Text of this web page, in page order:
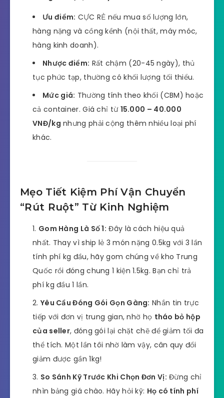
Ưu điểm: CỰC RẺ nếu mua số lượng lớn,
hàng nặng và cồng kềnh (nội thất, máy móc,
hàng kinh doanh).
Nhược điểm: Rất chậm (20-45 ngày), thủ
tục phức tạp, thường có khối lượng tối thiểu.
Mức giá: Thường tính theo khối (CBM) hoặc
cả container. Giá chỉ từ 15.000 – 40.000
VNĐ/kg nhưng phải cộng thêm nhiều loại phí
khác.
Mẹo Tiết Kiệm Phí Vận Chuyển
“Rút Ruột” Từ Kinh Nghiệm
Gom Hàng Là Số 1: Đây là cách hiệu quả
nhất. Thay vì ship lẻ 3 món nặng 0.5kg với 3 lần
tính phí kg đầu, hãy gom chúng về kho Trung
Quốc rồi đóng chung 1 kiện 1.5kg. Bạn chỉ trả
phí kg đầu 1 lần.
Yêu Cầu Đóng Gói Gọn Gàng: Nhắn tin trực
tiếp với đơn vị trung gian, nhờ họ tháo bỏ hộp
của seller, đóng gói lại chặt chẽ để giảm tối đa
thể tích. Một lần tôi nhờ làm vậy, cân quy đổi
giảm được gần 1kg!
So Sánh Kỹ Trước Khi Chọn Đơn Vị: Đừng chỉ
nhìn bảng giá chào. Hãy hỏi kỹ: Họ có tính phí